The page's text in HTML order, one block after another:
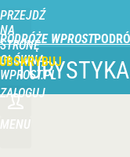
PRZEJDŹ
NA
STRONĘ
GŁÓWNĄ
WPROST.PL
PODRÓŻE WPROST
ZALOGUJ
MENU
TURYSTYKA